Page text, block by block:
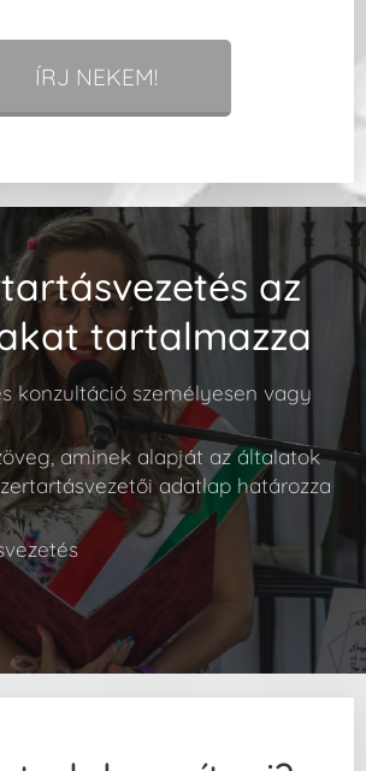
ÍRJ NEKEM!
az
tartalmazza
konzultáció személyesen vagy
aminek alapját az általatok
adatlap határozza